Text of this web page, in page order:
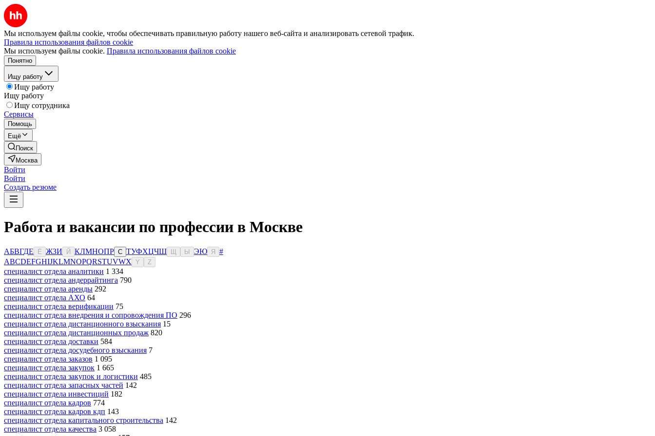
Мы используем файлы cookie, чтобы обеспечивать правильную работу нашего веб-сайта и анализировать сетевой трафик.
Правила использования файлов cookie
Мы используем файлы cookie. Правила использования файлов cookie
Понятно
Ищу работу
Ищу работу
Ищу работу
Ищу сотрудника
Сервисы
Помощь
Ещё
Поиск
Москва
Войти
Войти
Создать резюме
Работа и вакансии по профессии в Москве
АБВГДЕ Ё ЖЗИ Й КЛМНОПР С ТУФХЦЧШ Ы ЭЮ Я
#
ABCDEFGHIJKLMNOPQRSTUVWX Y Z
специалист отдела аналитики 1 334
специалист отдела андеррайтинга 790
специалист отдела аренды 292
специалист отдела АХО 64
специалист отдела верификации 75
специалист отдела внедрения и сопровождения ПО 296
специалист отдела дистанционного взыскания 15
специалист отдела дистанционных продаж 820
специалист отдела доставки 584
специалист отдела досудебного взыскания 7
специалист отдела заказов 1 095
специалист отдела закупок 1 665
специалист отдела закупок и логистики 485
специалист отдела запасных частей 142
специалист отдела инвестиций 182
специалист отдела кадров 774
специалист отдела кадров кдп 143
специалист отдела капитального строительства 142
специалист отдела качества 3 058